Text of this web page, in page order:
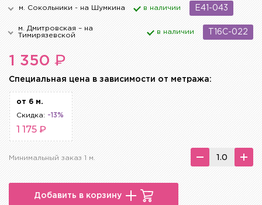
м. Сокольники - на Шумкина в наличии E41-043
м. Дмитровская – на
Тимирязевской
в наличии T16C-022
1 350 ₽
Cпециальная цена в зависимости от метража:
от 6 м.
Скидка: -13%
1 175 ₽
Минимальный заказ 1 м.
Добавить в корзину